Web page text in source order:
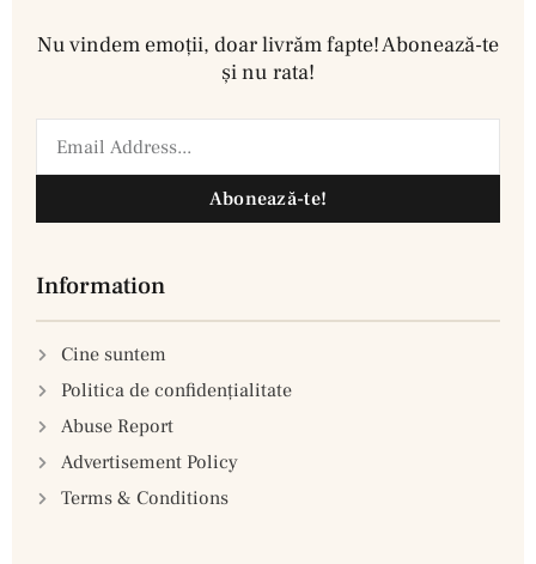
Nu vindem emoţii, doar livrăm fapte! Abonează-te
şi nu rata!
Abonează-te!
Information
Cine suntem
Politica de confidenţialitate
Abuse Report
Advertisement Policy
Terms & Conditions